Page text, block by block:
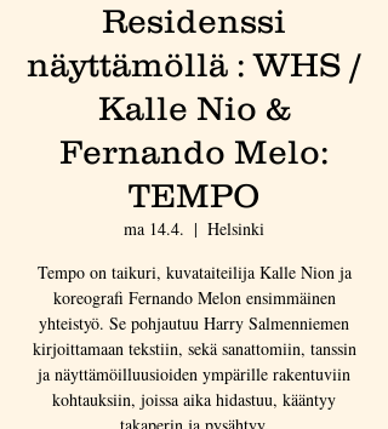
Residenssi
näyttämöllä : WHS /
Kalle Nio &
Fernando Melo:
TEMPO
ma 14.4.
  |
Helsinki
Tempo on taikuri, kuvataiteilija Kalle Nion ja
koreografi Fernando Melon ensimmäinen
yhteistyö. Se pohjautuu Harry Salmenniemen
kirjoittamaan tekstiin, sekä sanattomiin, tanssin
ja näyttämöilluusioiden ympärille rakentuviin
kohtauksiin, joissa aika hidastuu, kääntyy